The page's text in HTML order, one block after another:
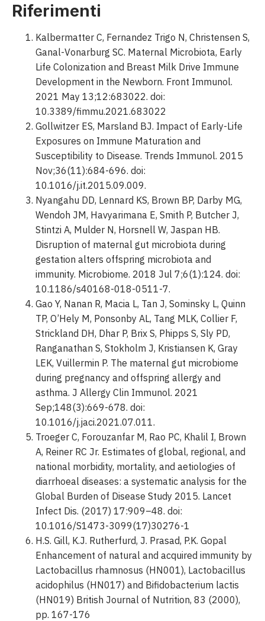
Riferimenti
Kalbermatter C, Fernandez Trigo N, Christensen S,
Ganal-Vonarburg SC. Maternal Microbiota, Early
Life Colonization and Breast Milk Drive Immune
Development in the Newborn. Front Immunol.
2021 May 13;12:683022. doi:
10.3389/fimmu.2021.683022
Gollwitzer ES, Marsland BJ. Impact of Early-Life
Exposures on Immune Maturation and
Susceptibility to Disease. Trends Immunol. 2015
Nov;36(11):684-696. doi:
10.1016/j.it.2015.09.009.
Nyangahu DD, Lennard KS, Brown BP, Darby MG,
Wendoh JM, Havyarimana E, Smith P, Butcher J,
Stintzi A, Mulder N, Horsnell W, Jaspan HB.
Disruption of maternal gut microbiota during
gestation alters offspring microbiota and
immunity. Microbiome. 2018 Jul 7;6(1):124. doi:
10.1186/s40168-018-0511-7.
Gao Y, Nanan R, Macia L, Tan J, Sominsky L, Quinn
TP, O’Hely M, Ponsonby AL, Tang MLK, Collier F,
Strickland DH, Dhar P, Brix S, Phipps S, Sly PD,
Ranganathan S, Stokholm J, Kristiansen K, Gray
LEK, Vuillermin P. The maternal gut microbiome
during pregnancy and offspring allergy and
asthma. J Allergy Clin Immunol. 2021
Sep;148(3):669-678. doi:
10.1016/j.jaci.2021.07.011.
Troeger C, Forouzanfar M, Rao PC, Khalil I, Brown
A, Reiner RC Jr. Estimates of global, regional, and
national morbidity, mortality, and aetiologies of
diarrhoeal diseases: a systematic analysis for the
Global Burden of Disease Study 2015. Lancet
Infect Dis. (2017) 17:909–48. doi:
10.1016/S1473-3099(17)30276-1
H.S. Gill, K.J. Rutherfurd, J. Prasad, P.K. Gopal
Enhancement of natural and acquired immunity by
Lactobacillus rhamnosus (HN001), Lactobacillus
acidophilus (HN017) and Bifidobacterium lactis
(HN019) British Journal of Nutrition, 83 (2000),
pp. 167-176